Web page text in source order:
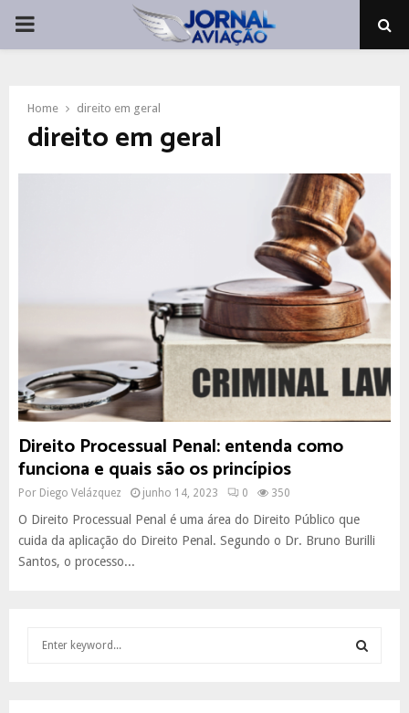
PRIMARY
Home direito em geral
direito em geral
Direito Processual Penal: entenda como
funciona e quais são os princípios
Por Diego Velázquez junho 14, 2023 0 350
O Direito Processual Penal é uma área do Direito Público que
cuida da aplicação do Direito Penal. Segundo o Dr. Bruno Burilli
Santos, o processo...